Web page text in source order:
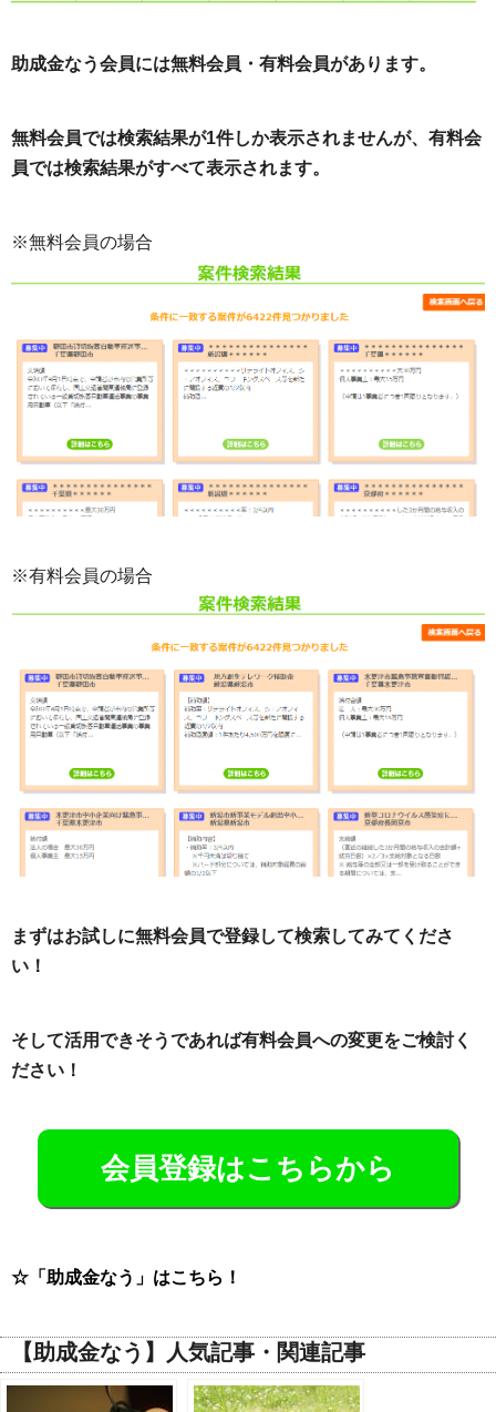
助成金なう会員には無料会員・有料会員があります。
無料会員では検索結果が1件しか表示されませんが、有料会
員では検索結果がすべて表示されます。
※無料会員の場合
※有料会員の場合
まずはお試しに無料会員で登録して検索してみてくださ
い！
そして活用できそうであれば有料会員への変更をご検討く
ださい！
会員登録はこちらから
☆「助成金なう」はこちら！
【助成金なう】人気記事・関連記事